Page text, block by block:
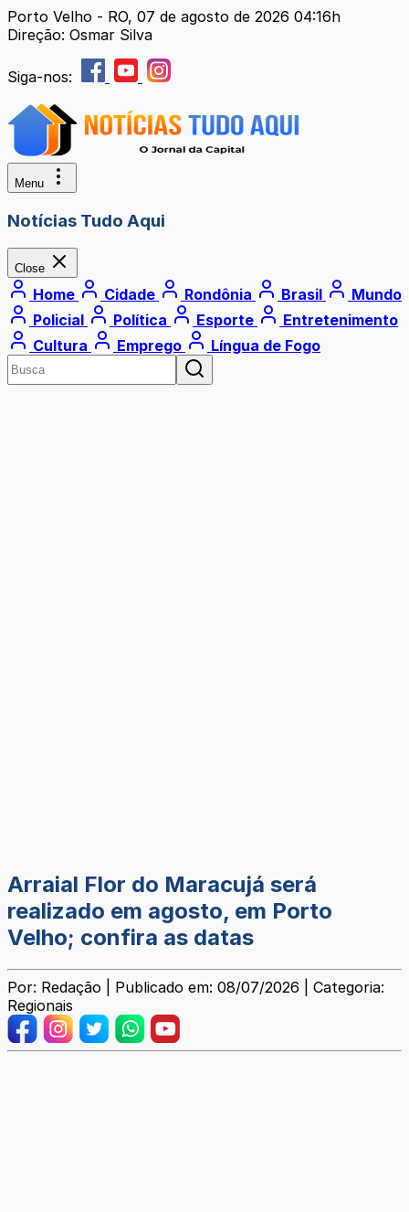
Porto Velho - RO, 07 de agosto de 2026 04:16h
Direção: Osmar Silva
Siga-nos:
Menu
Notícias Tudo Aqui
Close
Home Cidade Rondônia Brasil
Mundo
Policial
Política Esporte
Entretenimento
Cultura
Emprego Língua de Fogo
Arraial Flor do Maracujá será
realizado em agosto, em Porto
Velho; confira as datas
Por: Redação | Publicado em: 08/07/2026 | Categoria:
Regionais